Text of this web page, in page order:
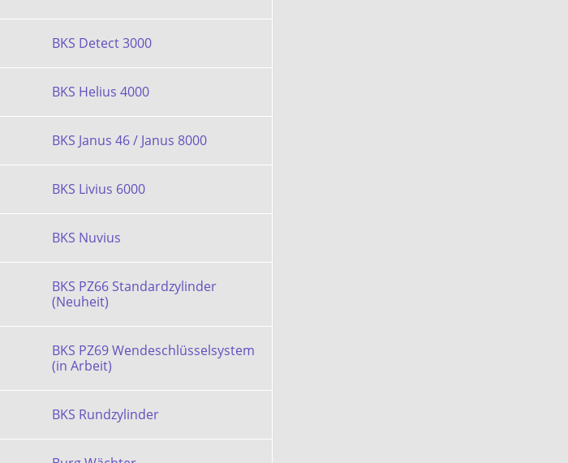
BKS Detect 3000
BKS Helius 4000
BKS Janus 46 / Janus 8000
BKS Livius 6000
BKS Nuvius
BKS PZ66 Standardzylinder
(Neuheit)
BKS PZ69 Wendeschlüsselsystem
(in Arbeit)
BKS Rundzylinder